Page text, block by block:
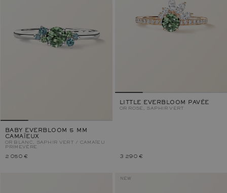
BABY EVERBLOOM 5 MM
CAMAÏEUX
OR BLANC, SAPHIR VERT / CAMAÏEU
PRIMEVÈRE
2 050 €
LITTLE EVERBLOOM PAVÉE
OR ROSE, SAPHIR VERT
3 290 €
NEW